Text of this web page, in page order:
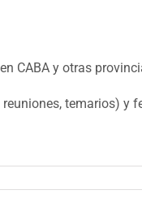
CABA y otras
temarios) y